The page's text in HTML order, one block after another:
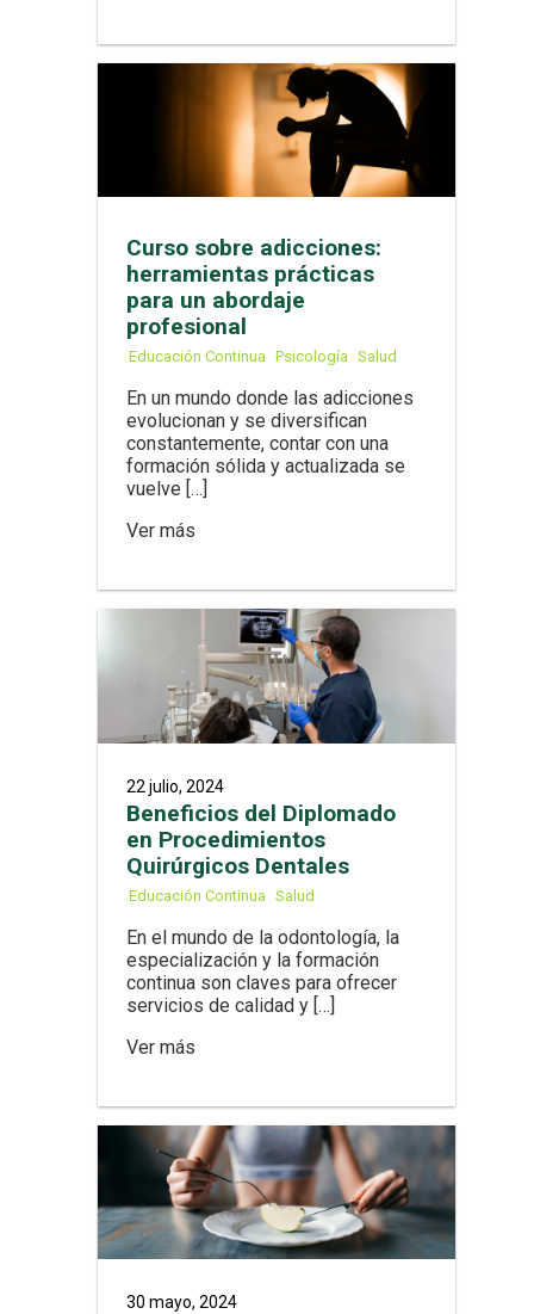
Curso sobre adicciones:
herramientas prácticas
para un abordaje
profesional
Educación Continua Psicología Salud
En un mundo donde las adicciones
evolucionan y se diversifican
constantemente, contar con una
formación sólida y actualizada se
vuelve […]
Ver más
22 julio, 2024
Beneficios del Diplomado
en Procedimientos
Quirúrgicos Dentales
Educación Continua Salud
En el mundo de la odontología, la
especialización y la formación
continua son claves para ofrecer
servicios de calidad y […]
Ver más
30 mayo, 2024